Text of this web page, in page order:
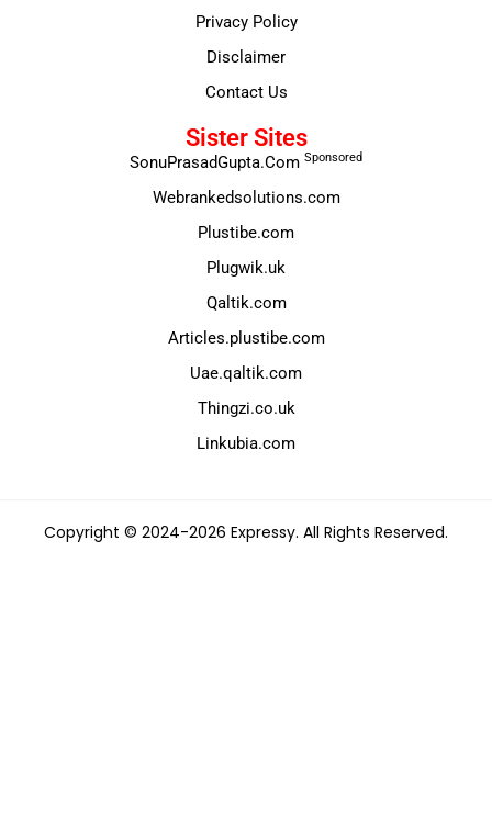
Privacy Policy
Disclaimer
Contact Us
Sister Sites
SonuPrasadGupta.Com Sponsored
Webrankedsolutions.com
Plustibe.com
Plugwik.uk
Qaltik.com
Articles.plustibe.com
Uae.qaltik.com
Thingzi.co.uk
Linkubia.com
Copyright © 2024-2026 Expressy. All Rights Reserved.